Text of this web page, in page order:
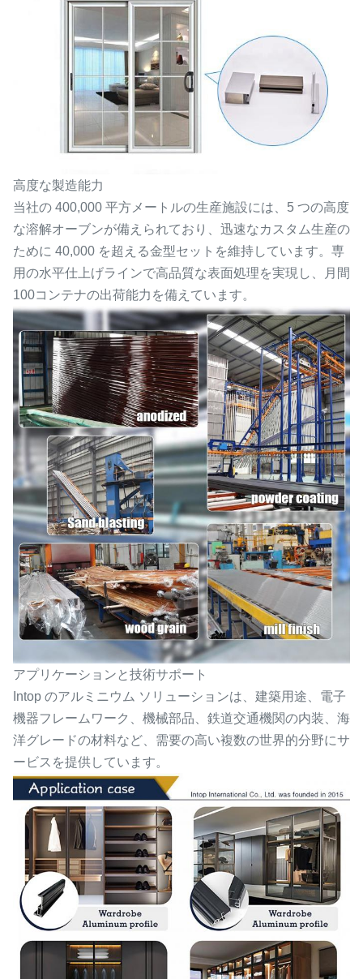
高度な製造能力
当社の 400,000 平方メートルの生産施設には、5 つの高度
な溶解オーブンが備えられており、迅速なカスタム生産の
ために 40,000 を超える金型セットを維持しています。専
用の水平仕上げラインで高品質な表面処理を実現し、月間
100コンテナの出荷能力を備えています。
アプリケーションと技術サポート
Intop のアルミニウム ソリューションは、建築用途、電子
機器フレームワーク、機械部品、鉄道交通機関の内装、海
洋グレードの材料など、需要の高い複数の世界的分野にサ
ービスを提供しています。